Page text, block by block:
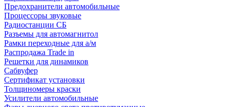
Предохранители автомобильные
Процессоры звуковые
Радиостанции СБ
Разъемы для автомагнитол
Рамки переходные для а/м
Распродажа Trade in
Решетки для динамиков
Сабвуфер
Сертификат установки
Толщиномеры краски
Усилители автомобильные